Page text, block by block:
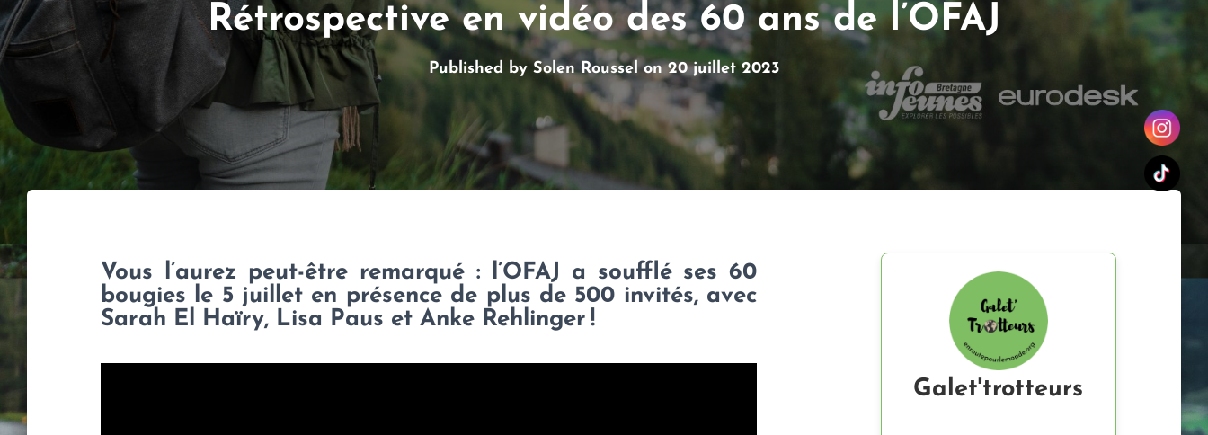
Rétrospective en vidéo des 60 ans de l’OFAJ
Published by Solen Rousselon20 juillet 2023
Vous l’aurez peut-être remarqué : l’OFAJ a soufflé ses 60
bougies le 5 juillet en présence de plus de 500 invités, avec
Sarah El Haïry, Lisa Paus et Anke Rehlinger !
Galet'trotteurs